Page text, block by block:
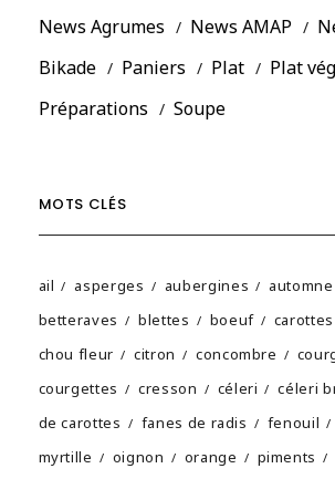
News Agrumes
News AMAP
Bikade
Paniers Plat
Plat
Préparations
Soupe
MOTS CLÉS
ail asperges aubergines automne
betteraves
blettes boeuf carottes
chou fleur
citron concombre
courgettes
cresson céleri céleri
de carottes
fanes de radis fenouil
myrtille
oignon orange piments